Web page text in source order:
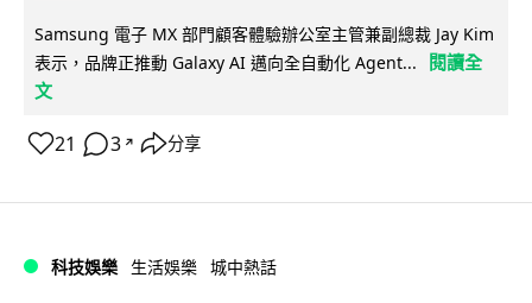
Samsung 電子 MX 部門顧客體驗辦公室主管兼副總裁 Jay Kim
表示，品牌正推動 Galaxy AI 邁向全自動化 Agent...
閱讀全
文
21 3 ↗ 分享
科技娛樂 生活娛樂 城中熱話